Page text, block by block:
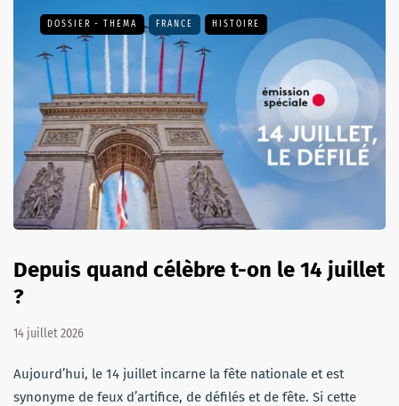
DOSSIER - THEMA FRANCE HISTOIRE
Depuis quand célèbre t-on le 14 juillet
?
14 juillet 2026
Aujourd’hui, le 14 juillet incarne la fête nationale et est
synonyme de feux d’artifice, de défilés et de fête. Si cette